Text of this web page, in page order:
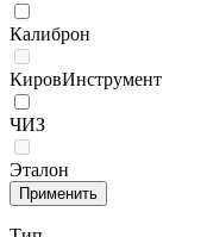
Калиброн
КировИнструмент
ЧИЗ
Эталон